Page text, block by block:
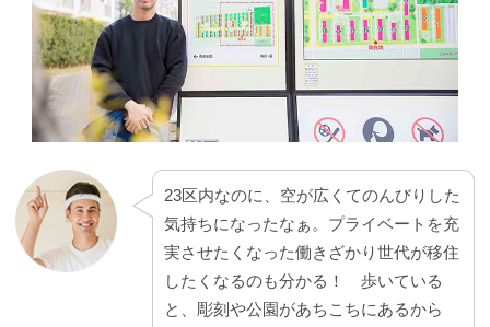
23区内なのに、空が広くてのんびりした
気持ちになったなぁ。プライベートを充
実させたくなった働きざかり世代が移住
したくなるのも分かる！ 歩いている
と、彫刻や公園があちこちにあるから